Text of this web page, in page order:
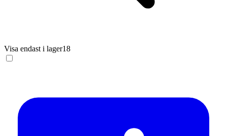
Visa endast i lager18